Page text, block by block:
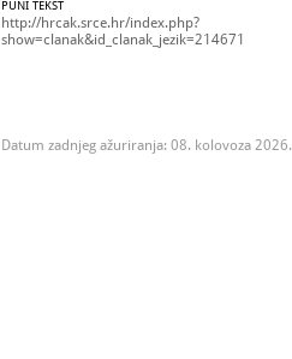
PUNI TEKST
http://hrcak.srce.hr/index.php?
show=clanak&id_clanak_jezik=214671
Datum zadnjeg ažuriranja: 08. kolovoza 2026.